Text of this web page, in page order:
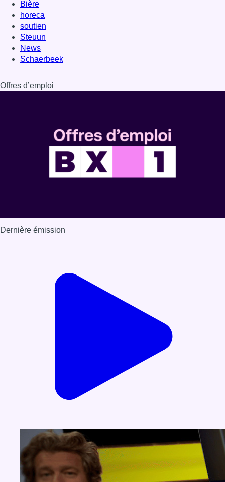
Bière
horeca
soutien
Steuun
News
Schaerbeek
Offres d’emploi
Dernière émission